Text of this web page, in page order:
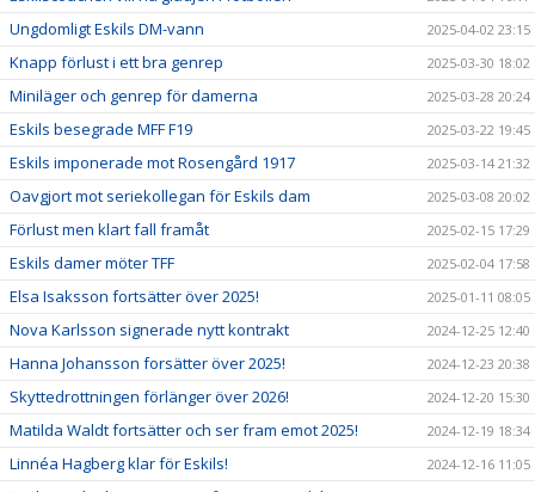
Ungdomligt Eskils DM-vann 2025-04-02 23:15
Knapp förlust i ett bra genrep 2025-03-30 18:02
Miniläger och genrep för damerna 2025-03-28 20:24
Eskils besegrade MFF F19 2025-03-22 19:45
Eskils imponerade mot Rosengård 1917 2025-03-14 21:32
Oavgjort mot seriekollegan för Eskils dam 2025-03-08 20:02
Förlust men klart fall framåt 2025-02-15 17:29
Eskils damer möter TFF 2025-02-04 17:58
Elsa Isaksson fortsätter över 2025! 2025-01-11 08:05
Nova Karlsson signerade nytt kontrakt 2024-12-25 12:40
Hanna Johansson forsätter över 2025! 2024-12-23 20:38
Skyttedrottningen förlänger över 2026! 2024-12-20 15:30
Matilda Waldt fortsätter och ser fram emot 2025! 2024-12-19 18:34
Linnéa Hagberg klar för Eskils! 2024-12-16 11:05